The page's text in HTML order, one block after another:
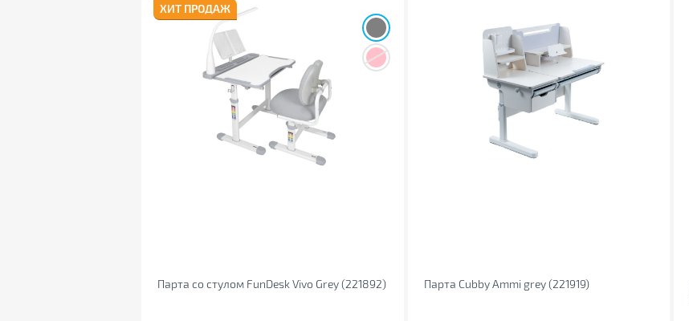
ХИТ ПРОДАЖ
Парта со стулом FunDesk Vivo Grey (221892) Парта Cubby Ammi grey (221919)